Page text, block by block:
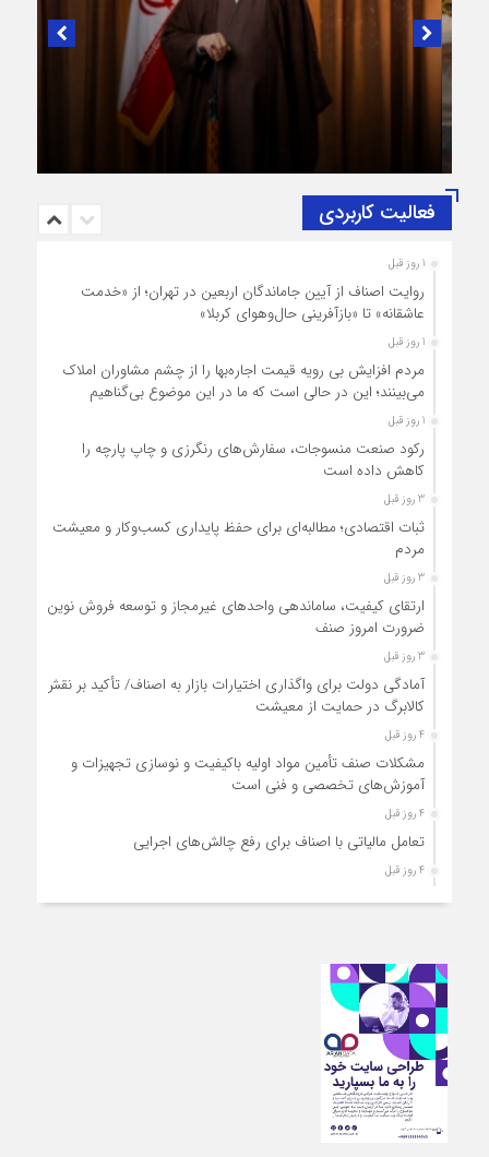
در لبیک به تصمیم سرنوشت‌ساز مجلس خبرگان رهبری؛
پیام تبریک و بیعت رئیس اتاق اصناف تهران از
طرف اصناف و بازاریان با مقام معظّم رهبری،
حضرت آیت‌الله سید مجتبی خامنه‌ای (حفظه‌الله)
فعالیت کاربردی
1 روز قبل
روایت اصناف از آیین جاماندگان اربعین در تهران؛ از «خدمت
عاشقانه» تا «بازآفرینی حال‌وهوای کربلا»
1 روز قبل
مردم افزایش بی رویه قیمت اجاره‌بها را از چشم مشاوران املاک
می‌بینند؛ این در حالی است که ما در این موضوع بی‌گناهیم
1 روز قبل
رکود صنعت منسوجات، سفارش‌های رنگرزی و چاپ پارچه را
کاهش داده است
3 روز قبل
ثبات اقتصادی؛ مطالبه‌ای برای حفظ پایداری کسب‌وکار و معیشت
مردم
3 روز قبل
ارتقای کیفیت، ساماندهی واحدهای غیرمجاز و توسعه فروش نوین،
ضرورت امروز صنف
3 روز قبل
آمادگی دولت برای واگذاری اختیارات بازار به اصناف/ تأکید بر نقش
کالابرگ در حمایت از معیشت
4 روز قبل
مشکلات صنف تأمین مواد اولیه باکیفیت و نوسازی تجهیزات و
آموزش‌های تخصصی و فنی است
4 روز قبل
تعامل مالیاتی با اصناف برای رفع چالش‌های اجرایی
4 روز قبل
توجه به دغدغه های اصناف، کلید حل مشکلات اقتصادی کشور
واحدهای مجاز انجام شود